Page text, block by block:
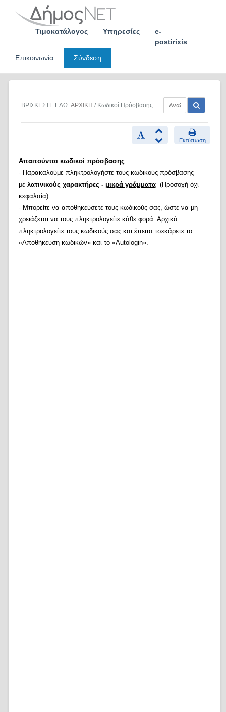
Τιμοκατάλογος Υπηρεσίες
e-
postirixis
Επικοινωνία
Σύνδεση
ΒΡΙΣΚΕΣΤΕ ΕΔΩ: ΑΡΧΙΚΗ / Κωδικοί Πρόσβασης
Εκτύπωση
Απαιτούνται κωδικοί πρόσβασης
- Παρακαλούμε πληκτρολογήστε τους κωδικούς πρόσβασης
με λατινικούς χαρακτήρες - μικρά γράμματα(Προσοχή όχι
κεφαλαία).
- Μπορείτε να αποθηκεύσετε τους κωδικούς σας, ώστε να μη
χρειάζεται να τους πληκτρολογείτε κάθε φορά: Αρχικά
πληκτρολογείτε τους κωδικούς σας και έπειτα τσεκάρετε το
«Αποθήκευση κωδικών» και το «Autologin».